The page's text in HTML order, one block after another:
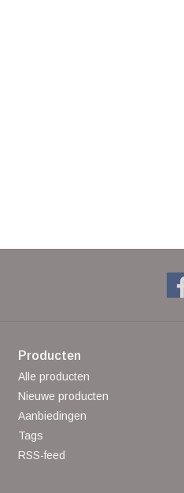
Producten
Alle producten
Nieuwe producten
Aanbiedingen
Tags
RSS-feed